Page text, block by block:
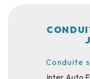
Conduite